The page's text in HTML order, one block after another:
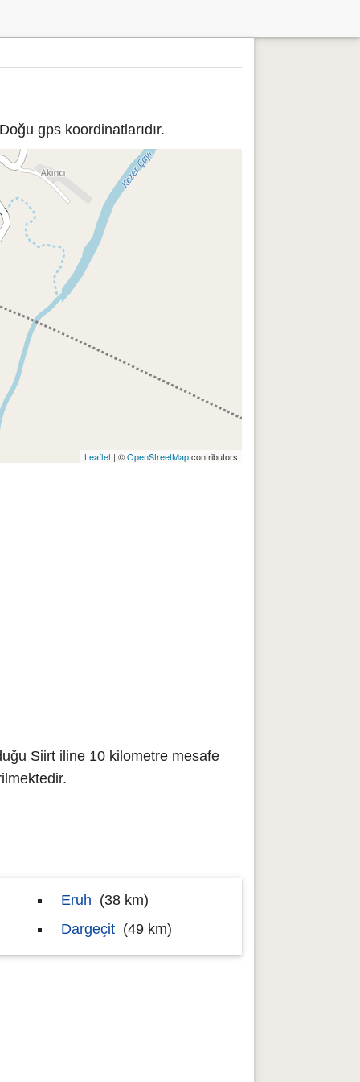
gps koordinatlarıdır.
Leaflet | ©OpenStreetMapcontributors
Siirt iline 10 kilometre mesafe
Eruh (38 km)
Dargeçit (49 km)